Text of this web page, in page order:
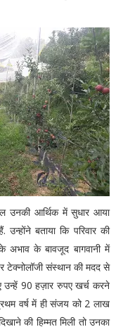
उनकी आर्थिक में सुधार आया
बताया कि परिवार की
अभाव के बावजूद बागवानी में
टेक्नोलॉजी संस्थान की मदद से
उन्हें 90 हज़ार रुपए खर्च करने
वर्ष में ही संजय को 2 लाख
की हिम्मत मिली तो उनका